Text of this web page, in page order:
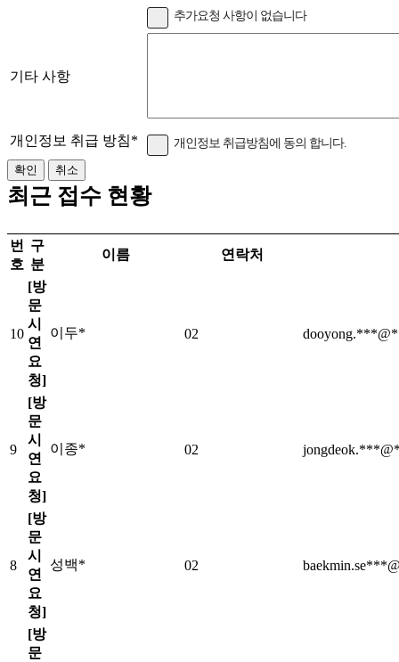
추가요청 사항이 없습니다
기타 사항
개인정보 취급 방침* 개인정보 취급방침에 동의 합니다.
최근 접수 현황
번
호
구
분
이름 연락처
10
[방
문
시
연
요
청]
이두* 02
9
[방
문
시
연
요
청]
이종* 02
8
[방
문
시
연
요
청]
성백* 02
[방
문